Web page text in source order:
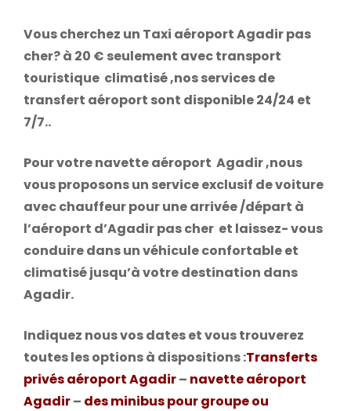
Vous cherchez un Taxi aéroport Agadir pas
cher? à 20 € seulement avec transport
touristique climatisé ,nos services de
transfert aéroport sont disponible 24/24 et
7/7..
Pour votre navette aéroport Agadir ,nous
vous proposons un service exclusif de voiture
avec chauffeur pour une arrivée /départ à
l’aéroport d’Agadir pas cher et laissez- vous
conduire dans un véhicule confortable et
climatisé jusqu’à votre destination dans
Agadir.
Indiquez nous vos dates et vous trouverez
toutes les options à dispositions :Transferts
privés aéroport Agadir– navette aéroport
Agadir– des minibus pour groupe ou